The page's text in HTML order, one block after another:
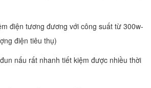
điện tương đương với công suất từ 300w-
điện tiêu thụ)
nấu rất nhanh tiết kiệm được nhiều thời